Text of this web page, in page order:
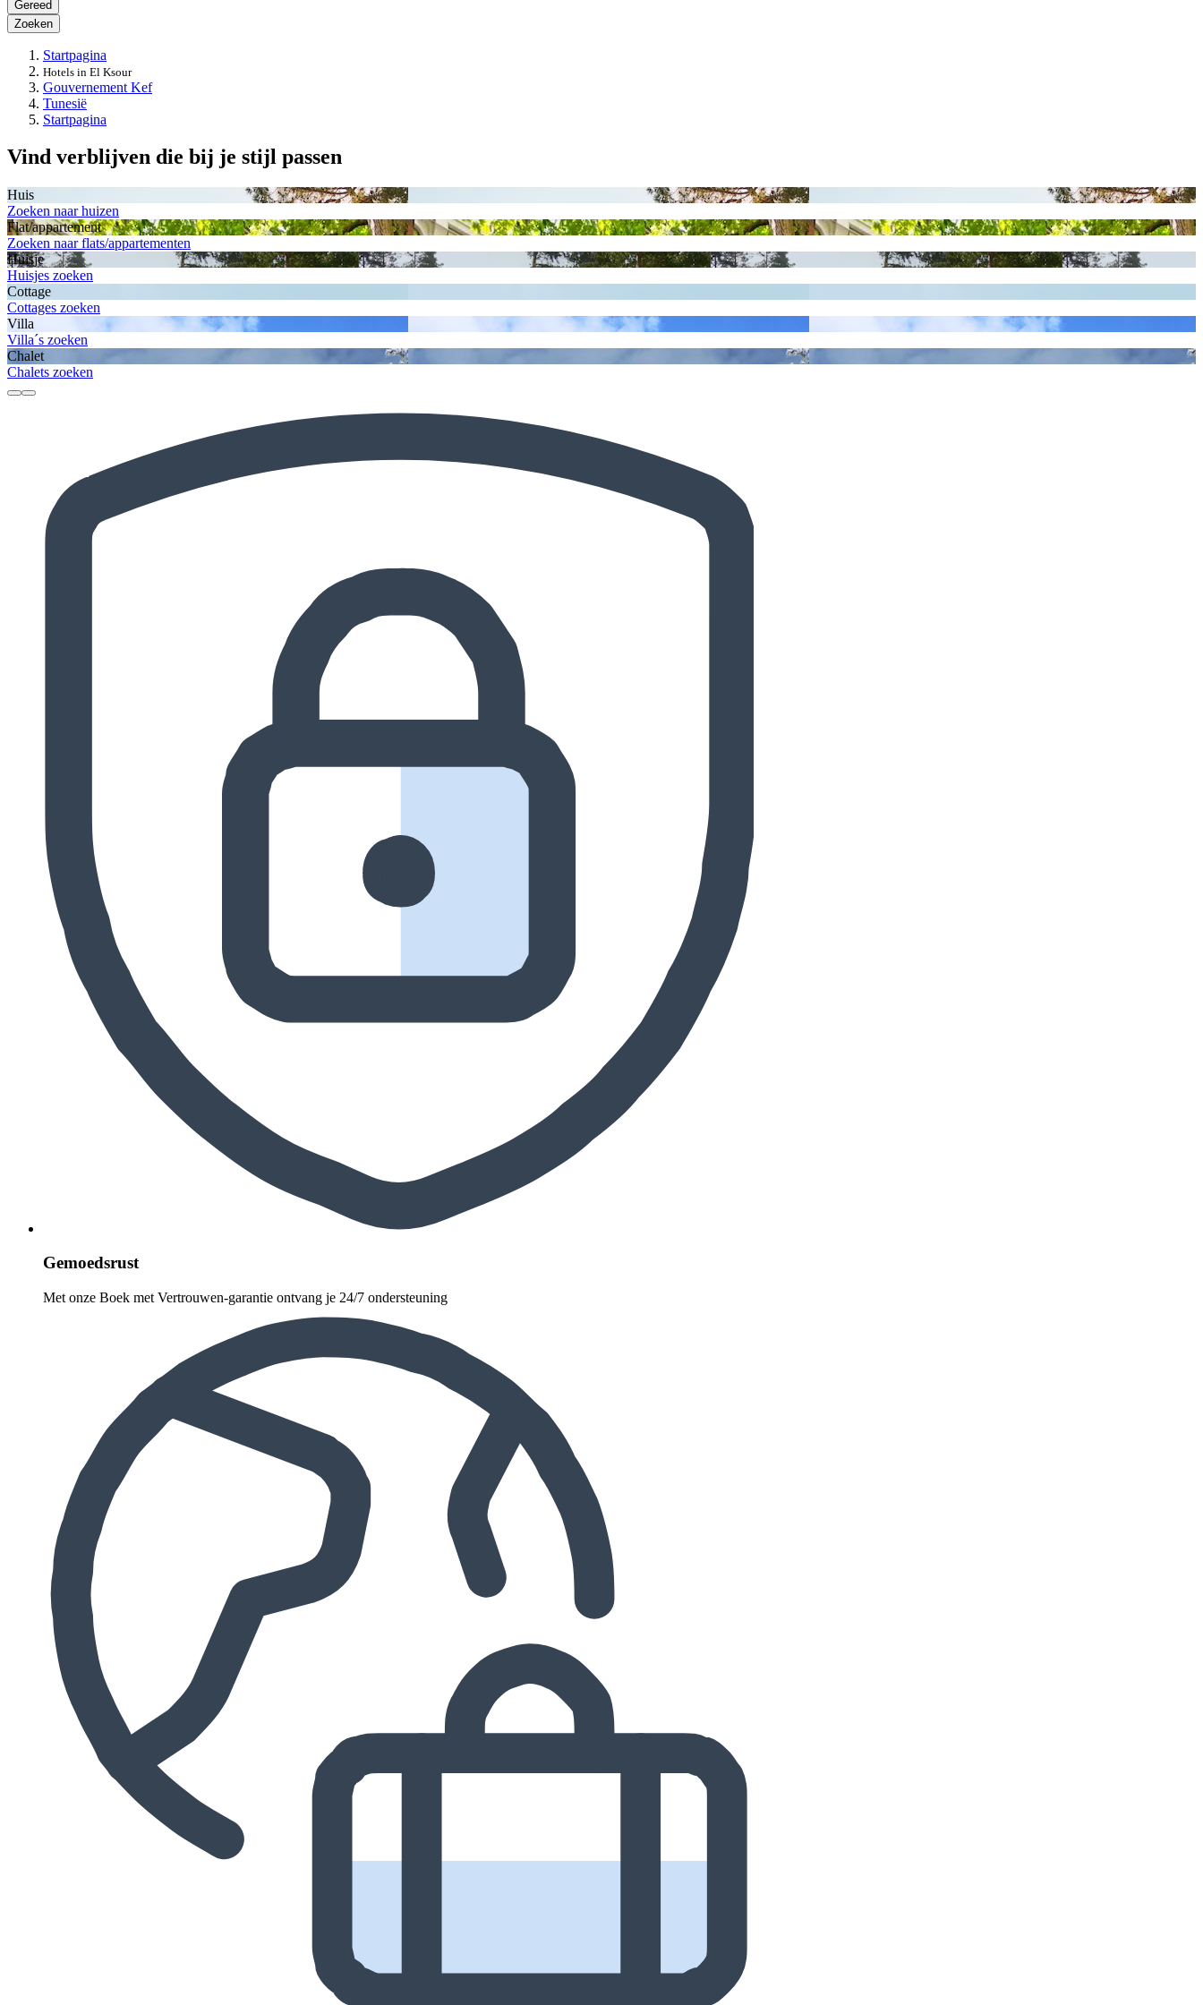
Gereed
Zoeken
Startpagina
Hotels in El Ksour
Gouvernement Kef
Tunesië
Startpagina
Vind verblijven die bij je stijl passen
Huis
Zoeken naar huizen
Flat/appartement
Zoeken naar flats/appartementen
Huisje
Huisjes zoeken
Cottage
Cottages zoeken
Villa
Villa´s zoeken
Chalet
Chalets zoeken
Gemoedsrust
Met onze Boek met Vertrouwen-garantie ontvang je 24/7 ondersteuning